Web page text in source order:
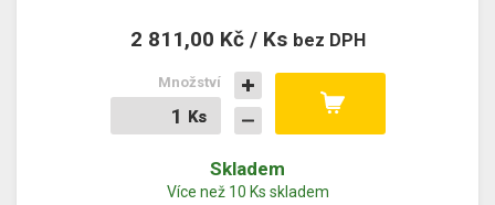
2 811,00 Kč / Ks bez DPH
Ks
Ks
Množství
Skladem
Více než 10 Ks skladem